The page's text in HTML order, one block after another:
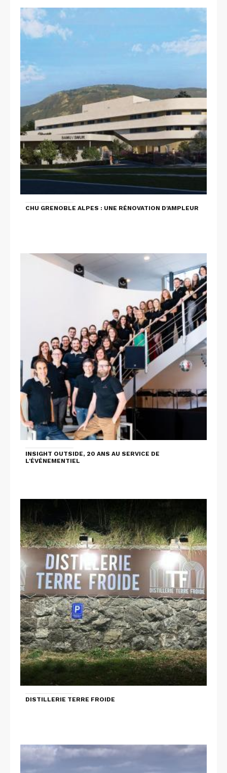
CHU GRENOBLE ALPES : UNE RÉNOVATION D'AMPLEUR
INSIGHT OUTSIDE, 20 ANS AU SERVICE DE
L'ÉVÉNEMENTIEL
DISTILLERIE TERRE FROIDE